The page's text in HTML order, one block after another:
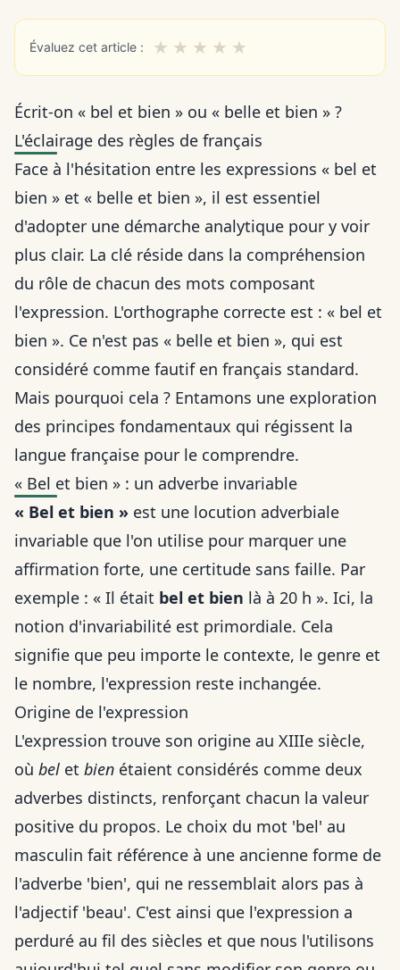
Évaluez cet article : ★ ★ ★ ★ ★
Écrit-on « bel et bien » ou « belle et bien » ?
L'éclairage des règles de français
Face à l'hésitation entre les expressions « bel et
bien » et « belle et bien », il est essentiel
d'adopter une démarche analytique pour y voir
plus clair. La clé réside dans la compréhension
du rôle de chacun des mots composant
l'expression. L'orthographe correcte est : « bel et
bien ». Ce n'est pas « belle et bien », qui est
considéré comme fautif en français standard.
Mais pourquoi cela ? Entamons une exploration
des principes fondamentaux qui régissent la
langue française pour le comprendre.
« Bel et bien » : un adverbe invariable
« Bel et bien » est une locution adverbiale
invariable que l'on utilise pour marquer une
affirmation forte, une certitude sans faille. Par
exemple : « Il était bel et bien là à 20 h ». Ici, la
notion d'invariabilité est primordiale. Cela
signifie que peu importe le contexte, le genre et
le nombre, l'expression reste inchangée.
Origine de l'expression
L'expression trouve son origine au XIIIe siècle,
où bel et bien étaient considérés comme deux
adverbes distincts, renforçant chacun la valeur
positive du propos. Le choix du mot 'bel' au
masculin fait référence à une ancienne forme de
l'adverbe 'bien', qui ne ressemblait alors pas à
l'adjectif 'beau'. C'est ainsi que l'expression a
perduré au fil des siècles et que nous l'utilisons